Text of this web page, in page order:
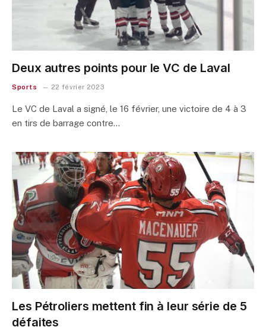
Deux autres points pour le VC de Laval
Sports 22 février 2023
Le VC de Laval a signé, le 16 février, une victoire de 4 à 3
en tirs de barrage contre…
Les Pétroliers mettent fin à leur série de 5
défaites